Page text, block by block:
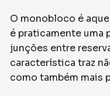
O monobloco é
é praticamente uma
junções entre
característica traz
como também mais